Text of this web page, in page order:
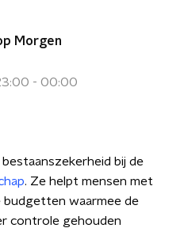
Morgen
- 00:00
bij de
. Ze helpt mensen met
budgetten waarmee de
controle gehouden